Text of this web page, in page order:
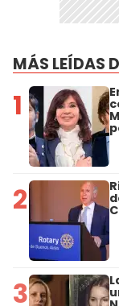
MÁS LEÍDAS
1
2
3